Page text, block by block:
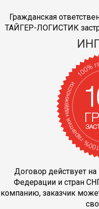
Гражданская
ТАЙГЕР-ЛОГИСТИК
Договор действует
Федерации и стран
компанию, заказчик